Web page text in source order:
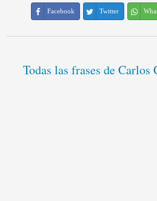
Facebook Twitter
Todas las frases de